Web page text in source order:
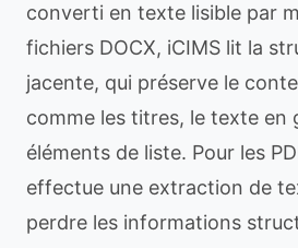
converti en texte lisible par
fichiers DOCX, iCIMS lit la
jacente, qui préserve le
comme les titres, le texte en
éléments de liste. Pour les
effectue une extraction de
perdre les informations